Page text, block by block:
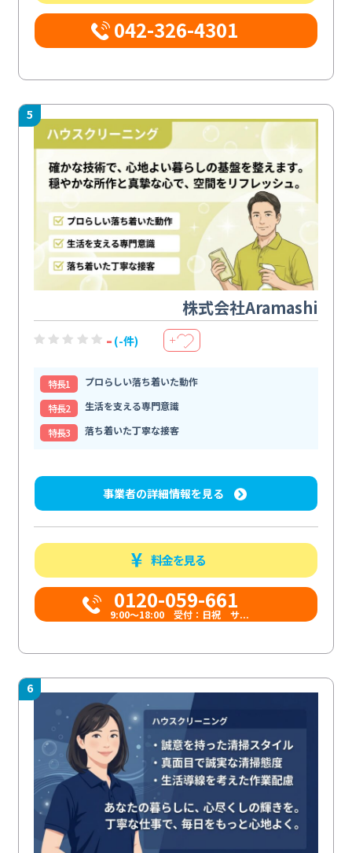
042-326-4301
5
株式会社Aramashi
- (-件) ＋
特⻑1
プロらしい落ち着いた動作
特⻑2
生活を支える専門意識
特⻑3
落ち着いた丁寧な接客
事業者の詳細情報を見る
料金を見る
0120-059-661
9:00〜18:00 受付：日祝 サ...
6